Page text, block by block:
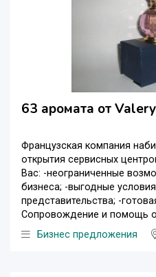
63 аромата от Valery
Французская компания
открытия сервисных
Вас: -неограниченные
бизнеса; -выгодные
представительства; -
Сопровождение и помощь
Бизнес предложения